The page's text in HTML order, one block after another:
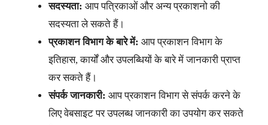
सदस्यता: आप पत्रिकाओं और अन्य प्रकाशनो की
सदस्यता ले सकते हैं।
प्रकाशन विभाग के बारे में: आप प्रकाशन विभाग के
इतिहास, कार्यों और उपलब्धियों के बारे में जानकारी प्राप्त
कर सकते हैं।
संपर्क जानकारी: आप प्रकाशन विभाग से संपर्क करने के
लिए वेबसाइट पर उपलब्ध जानकारी का उपयोग कर सकते